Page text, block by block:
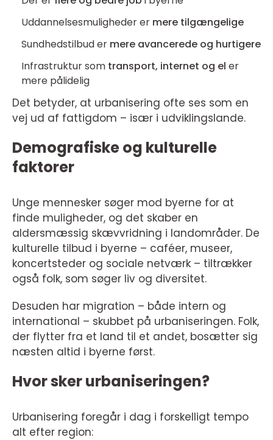
Uddannelsesmuligheder er mere tilgængelige
Sundhedstilbud er mere avancerede og hurtigere
Infrastruktur som transport, internet og el er
mere pålidelig
Det betyder, at urbanisering ofte ses som en
vej ud af fattigdom – især i udviklingslande.
Demografiske og kulturelle
faktorer
Unge mennesker søger mod byerne for at
finde muligheder, og det skaber en
aldersmæssig skævvridning i landområder. De
kulturelle tilbud i byerne – caféer, museer,
koncertsteder og sociale netværk – tiltrækker
også folk, som søger liv og diversitet.
Desuden har migration – både intern og
international – skubbet på urbaniseringen. Folk,
der flytter fra et land til et andet, bosætter sig
næsten altid i byerne først.
Hvor sker urbaniseringen?
Urbanisering foregår i dag i forskelligt tempo
alt efter region: